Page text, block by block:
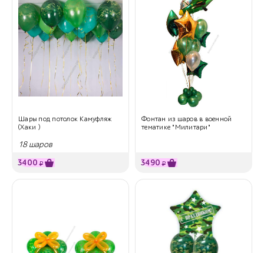
Шары под потолок Камуфляж
(Хаки )
18 шаров
3400 ₽
Фонтан из шаров в военной
тематике "Милитари"
3490 ₽